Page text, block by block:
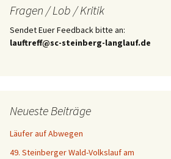
Fragen / Lob / Kritik
Sendet Euer Feedback bitte an:
lauftreff@sc-steinberg-langlauf.de
Neueste Beiträge
Läufer auf Abwegen
49. Steinberger Wald-Volkslauf am